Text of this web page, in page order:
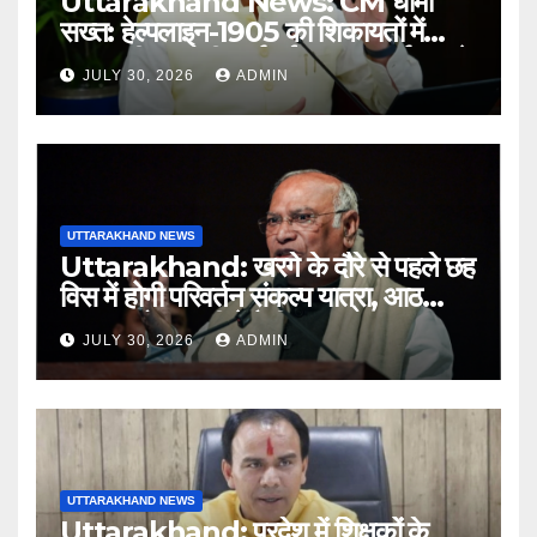
सख्त: हेल्पलाइन-1905 की शिकायतों में
लापरवाही पर होगी कार्रवाई, शून्य प्रदर्शन वाले
अधिकारियों को नोटिस…
JULY 30, 2026 ADMIN
UTTARAKHAND NEWS
Uttarakhand: खरगे के दौरे से पहले छह
विस में होगी परिवर्तन संकल्प यात्रा, आठ
अगस्त को हल्द्वानी में रैली
JULY 30, 2026 ADMIN
UTTARAKHAND NEWS